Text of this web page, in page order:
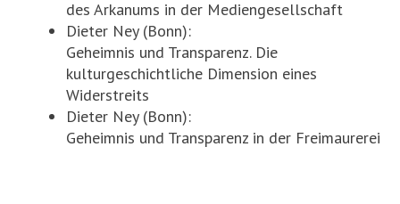
des Arkanums in der Mediengesellschaft
Dieter Ney (Bonn):
Geheimnis und Transparenz. Die
kulturgeschichtliche Dimension eines
Widerstreits
Dieter Ney (Bonn):
Geheimnis und Transparenz in der Freimaurerei